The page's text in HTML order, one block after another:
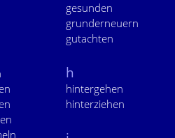
gesunden
grunderneuern
gutachten
h
hintergehen
hinterziehen